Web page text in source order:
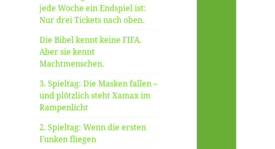
jede Woche ein Endspiel ist:
Nur drei Tickets nach oben.
Die Bibel kennt keine FIFA.
Aber sie kennt
Machtmenschen.
3. Spieltag: Die Masken fallen –
und plötzlich steht Xamax im
Rampenlicht
2. Spieltag: Wenn die ersten
Funken fliegen